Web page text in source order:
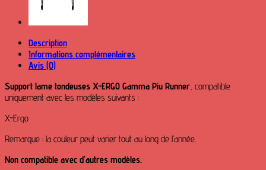
Description
Informations complémentaires
Avis (0)
Support lame tondeuses X-ERGO Gamma Piu Runner, compatible
uniquement avec les modèles suivants :
X-Ergo
Remarque : la couleur peut varier tout au long de l’année.
Non compatible avec d’autres modèles.